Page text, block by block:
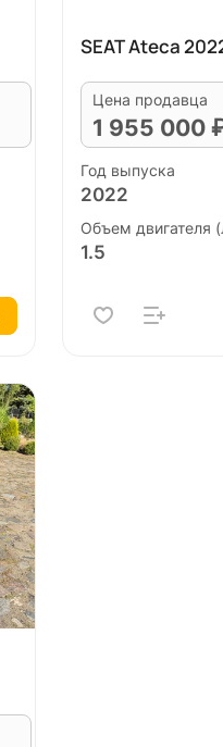
SEAT Ateca
Цена продавца
1 955 000
Год выпуска
2022
Объем двигателя
1.5